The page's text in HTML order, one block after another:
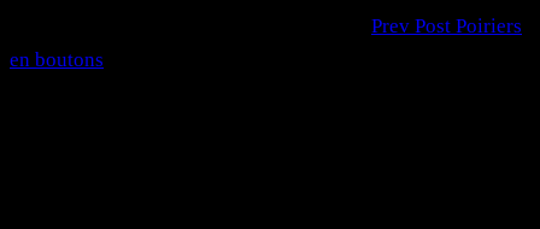
Prev Post Poiriers
en boutons